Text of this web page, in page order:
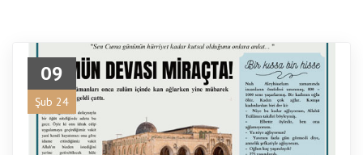
09
Şub 24